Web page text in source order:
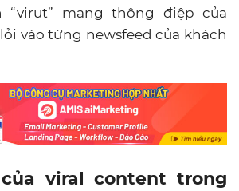
“virut” mang thông điệp của
vào từng newsfeed của khách
viral content trong